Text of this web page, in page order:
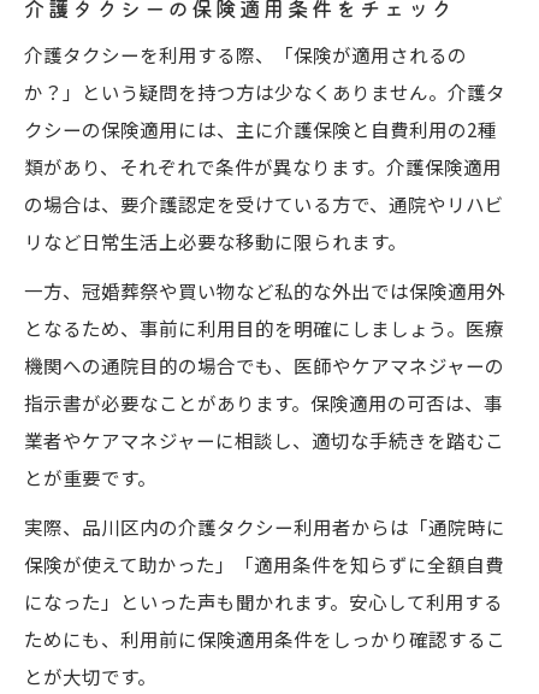
介護タクシーの保険適用条件をチェック
介護タクシーを利用する際、「保険が適用されるの
か？」という疑問を持つ方は少なくありません。介護タ
クシーの保険適用には、主に介護保険と自費利用の2種
類があり、それぞれで条件が異なります。介護保険適用
の場合は、要介護認定を受けている方で、通院やリハビ
リなど日常生活上必要な移動に限られます。
一方、冠婚葬祭や買い物など私的な外出では保険適用外
となるため、事前に利用目的を明確にしましょう。医療
機関への通院目的の場合でも、医師やケアマネジャーの
指示書が必要なことがあります。保険適用の可否は、事
業者やケアマネジャーに相談し、適切な手続きを踏むこ
とが重要です。
実際、品川区内の介護タクシー利用者からは「通院時に
保険が使えて助かった」「適用条件を知らずに全額自費
になった」といった声も聞かれます。安心して利用する
ためにも、利用前に保険適用条件をしっかり確認するこ
とが大切です。